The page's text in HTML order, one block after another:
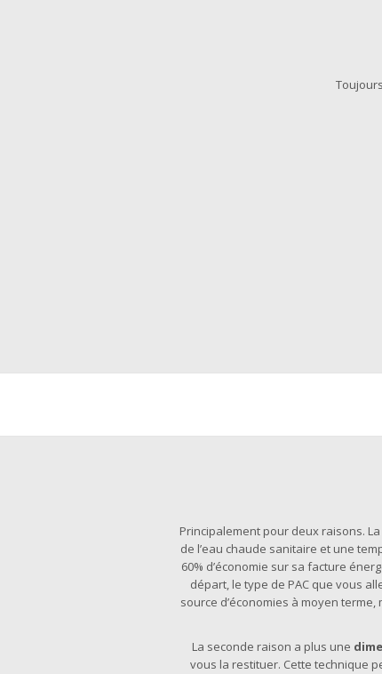
Principalement pour deux raisons.
de l’eau chaude sanitaire et une
60% d’économie sur sa facture
départ, le type de PAC que vous
source d’économies à moyen
La seconde raison a plus une
vous la restituer. Cette technique